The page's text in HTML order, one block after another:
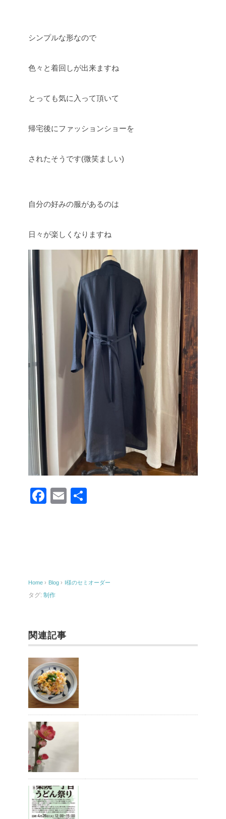
シンプルな形なので
色々と着回しが出来ますね
とっても気に入って頂いて
帰宅後にファッションショーを
されたそうです(微笑ましい)
自分の好みの服があるのは
日々が楽しくなりますね
F
o
o
E
Home › Blog › I様のセミオーダー
タグ: 制作
関連記事